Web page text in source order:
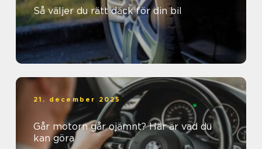
Så väljer du rätt däck för din bil
21. december 2025
Går motorn går ojämnt? Här är vad du
kan göra